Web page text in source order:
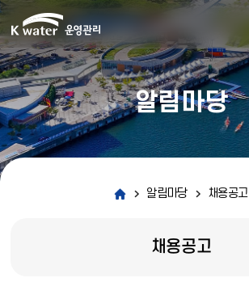
알림마당
알림마당 채용공고
채용공고